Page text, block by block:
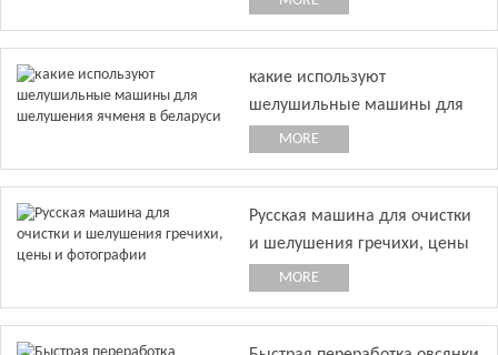
какие используют
шелушильные машины для
шелушения ячменя в
MORE
Русская машина для очистки
и шелушения гречихи, цены
и фотографии
MORE